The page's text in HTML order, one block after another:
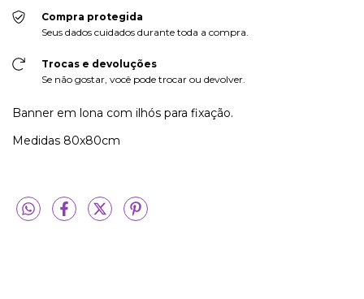
Compra protegida
Seus dados cuidados durante toda a compra.
Trocas e devoluções
Se não gostar, você pode trocar ou devolver.
Banner em lona com ilhós para fixação.
Medidas 80x80cm